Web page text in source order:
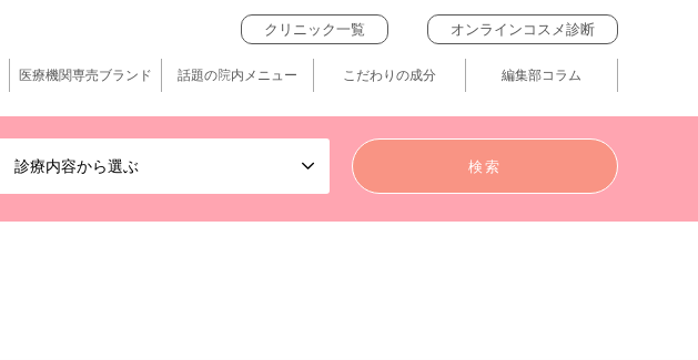
診療内容から選ぶ
クリニック一覧 オンラインコスメ診断
医療機関専売ブランド 話題の院内メニュー こだわりの成分 編集部コラム